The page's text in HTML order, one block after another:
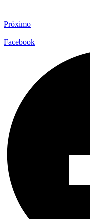
Próximo
Facebook